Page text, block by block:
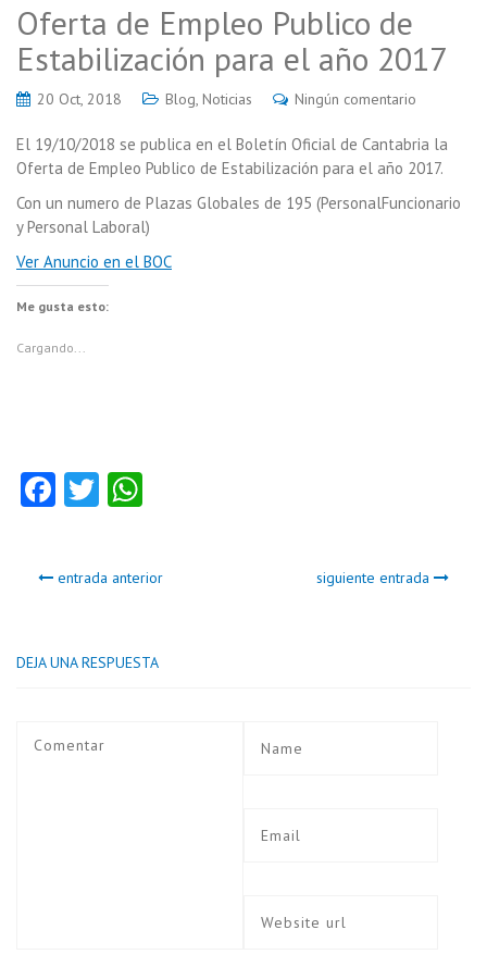
Oferta de Empleo Publico de
Estabilización para el año 2017
20 Oct, 2018 Blog, Noticias Ningún comentario
El 19/10/2018 se publica en el Boletín Oficial de Cantabria la
Oferta de Empleo Publico de Estabilización para el año 2017.
Con un numero de Plazas Globales de 195 (PersonalFuncionario
y Personal Laboral)
Ver Anuncio en el BOC
Me gusta esto:
Cargando...
Fa
o
k
T
er A
p
entrada anterior siguiente entrada
DEJA UNA RESPUESTA